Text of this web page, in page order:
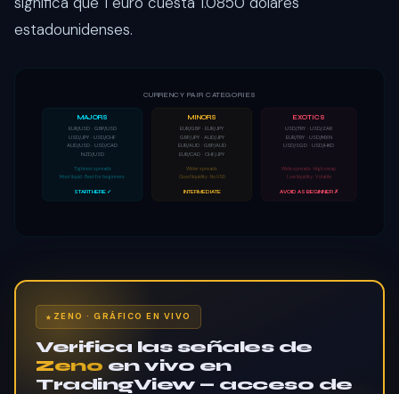
estadounidenses.
CURRENCY PAIR CATEGORIES
MAJORS
EUR/USD · GBP/USD
USD/JPY · USD/CHF
AUD/USD · USD/CAD
NZD/USD
Tightest spreads
Most liquid · Best for beginners
START HERE ✓
MINORS
EUR/GBP · EUR/JPY
GBP/JPY · AUD/JPY
EUR/AUD · GBP/AUD
EUR/CAD · CHF/JPY
Wider spreads
Good liquidity · No USD
INTERMEDIATE
EXOTICS
USD/TRY · USD/ZAR
EUR/TRY · USD/MXN
USD/SGD · USD/HKD
Wide spreads · High swap
Low liquidity · Volatile
AVOID AS BEGINNER ✗
ZENO · GRÁFICO EN VIVO
Verifica las señales de
Zeno en vivo en
TradingView — acceso de